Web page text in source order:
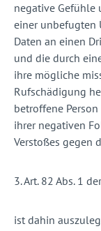
negative Gefühle
einer unbefugten
Daten an einen
und die durch
ihre mögliche
Rufschädigung
betroffene
ihrer negativen
Verstoßes gegen
3. Art. 82 Abs. 1
ist dahin